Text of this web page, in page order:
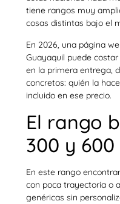
tiene rangos muy
cosas distintas bajo el
En 2026, una página
Guayaquil puede
en la primera entrega,
concretos: quién la
incluido en ese precio.
El rango
300 y
En este rango
con poca trayectoria o
genéricas sin